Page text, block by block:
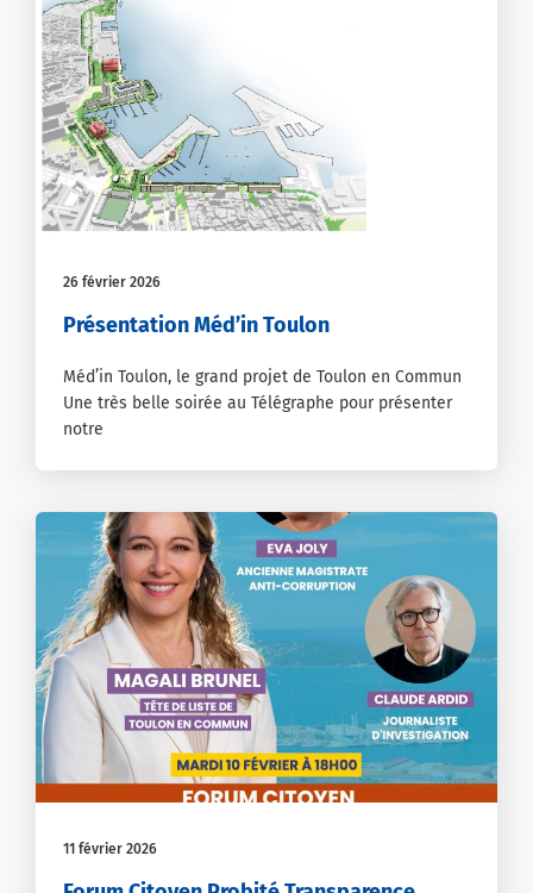
26 février 2026
Présentation Méd’in Toulon
Méd’in Toulon, le grand projet de Toulon en Commun
Une très belle soirée au Télégraphe pour présenter
notre
11 février 2026